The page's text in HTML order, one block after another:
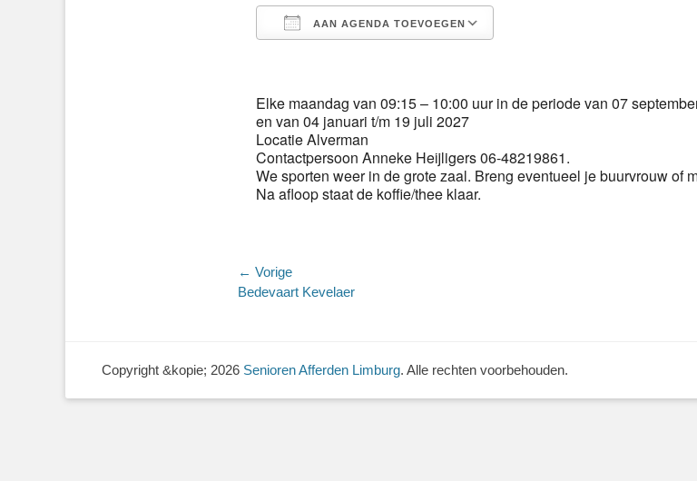
AAN AGENDA TOEVOEGEN
Elke maandag van 09:15 – 10:00 uur in de periode van 07
en van 04 januari t/m 19 juli 2027
Locatie Alverman
Contactpersoon Anneke Heijligers 06-48219861.
We sporten weer in de grote zaal. Breng eventueel je buurvrouw of
Na afloop staat de koffie/thee klaar.
Bericht
navigatie
← Vorige
Vorig
Bedevaart Kevelaer
Copyright &kopie; 2026 Senioren Afferden Limburg. Alle rechten voorbehouden.